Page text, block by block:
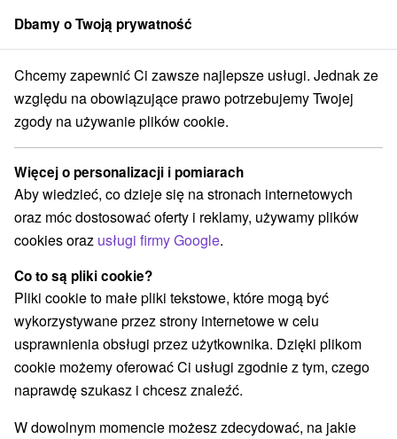
członek grupySorger
Banskobystrický kraj Brezno Horehronské múzeum Brezno
Horehronské múzeum Brezno
Wyświetl stronę internetową Przejdź do
+421 48 611 24 53
muzeum@horehronskemuzeum.sk
Facebook
Opinii Google
Nám. gen. M. R. Štefánika 47/55
977 01 Brezno
GPS:
N +48° 48' 24.54''
E +19° 38' 37.72''
Dbamy o Twoją prywatność
Chcemy zapewnić Ci zawsze najlepsze usługi. Jednak ze
względu na obowiązujące prawo potrzebujemy Twojej
zgody na używanie plików cookie.
Więcej o personalizacji i pomiarach
Aby wiedzieć, co dzieje się na stronach internetowych
oraz móc dostosować oferty i reklamy, używamy plików
cookies oraz usługi firmy Google.
Co to są pliki cookie?
Pliki cookie to małe pliki tekstowe, które mogą być
wykorzystywane przez strony internetowe w celu
usprawnienia obsługi przez użytkownika. Dzięki plikom
cookie możemy oferować Ci usługi zgodnie z tym, czego
naprawdę szukasz i chcesz znaleźć.
W dowolnym momencie możesz zdecydować, na jakie